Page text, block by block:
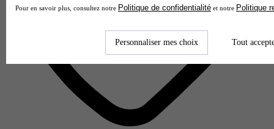
Pour en savoir plus, consultez notre Politique de confidentialité et notre Politique
Personnaliser mes choix Tout